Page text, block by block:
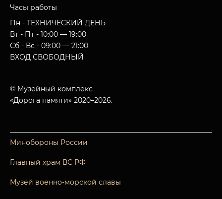
Часы работы
Пн - ТЕХНИЧЕСКИЙ ДЕНЬ
Вт - Пт - 10:00 — 19:00
Сб - Вс - 09:00 — 21:00
ВХОД СВОБОДНЫЙ
© Музейный комплекс
«Дорога памяти» 2020–2026.
Минобороны России
Главный храм ВС РФ
Музей военно-морской славы